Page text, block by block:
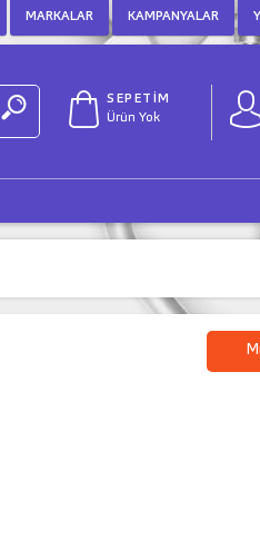
MARKALAR KAMPANYALAR
SEPETİM
Ürün Yok